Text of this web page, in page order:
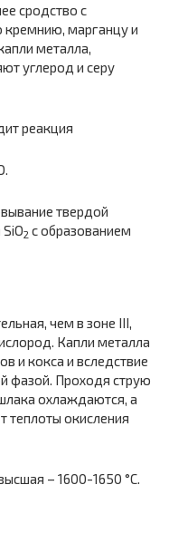
сродство с
марганцу и
металла,
углерод и серу
реакция
твердой
2 с образованием
чем в зоне III,
Капли металла
и кокса и вследствие
фазой. Проходя струю
охлаждаются, а
теплоты окисления
– 1600-1650 °С.